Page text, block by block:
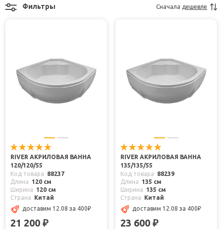
Фильтры Сначала дешевле
RIVER АКРИЛОВАЯ ВАННА
120/120/55
Код товара
88237
Длина
120 см
Ширина
120 см
Страна
Китай
доставим 12.08 за 400₽
21 200 ₽
RIVER АКРИЛОВАЯ ВАННА
135/135/55
Код товара
88239
Длина
135 см
Ширина
135 см
Страна
Китай
доставим 12.08 за 400₽
23 600 ₽